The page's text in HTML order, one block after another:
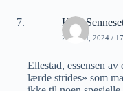
Kjell
29 JUNI, 2024 /
Ellestad, essensen
lærde strides» som